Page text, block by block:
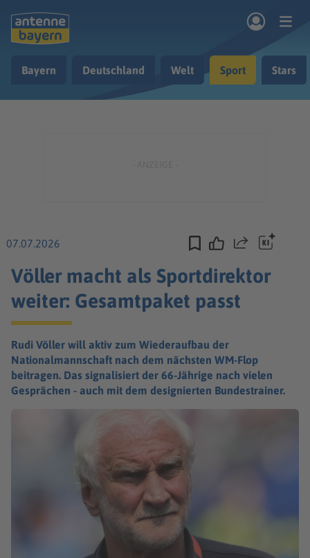
Bayern Deutschland Welt Sport Stars
07.07.2026 Teilen
Völler macht als Sportdirektor
weiter: Gesamtpaket passt
Rudi Völler will aktiv zum Wiederaufbau der
Nationalmannschaft nach dem nächsten WM-Flop
beitragen. Das signalisiert der 66-Jährige nach vielen
Gesprächen - auch mit dem designierten Bundestrainer.